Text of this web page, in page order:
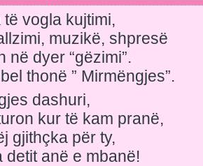
vogla kujtimi,
muzikë, shpresë
në dyer “gëzimi”.
thonë ” Mirmëngjes”.
dashuri,
kur të kam pranë,
gjithçka për ty,
detit anë e mbanë!